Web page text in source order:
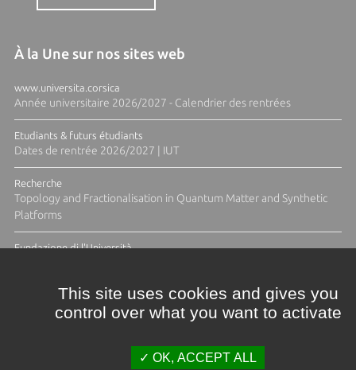
À la Une sur nos sites web
www.universita.corsica
Année universitaire 2026/2027 - Calendrier des rentrées
Etudiants & futurs étudiants
Dates de rentrée 2026/2027 | IUT
Recherche
Topology and Fractionalisation in Quantum Matter and Synthetic
Platforms
Fundazione di l'Università
This site uses cookies and gives you
control over what you want to activate
OK, ACCEPT ALL